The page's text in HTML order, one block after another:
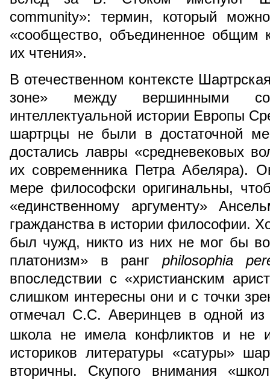
community»: термин, который
«сообщество, объединенное общим
их чтения».
В отечественном контексте
зоне» между вершинными
интеллектуальной истории Европы
шартрцы не были в достаточной
достались лавры «средневековых
их современника Петра Абеляра).
мере философски оригинальны,
«единственному аргументу»
гражданства в истории философии.
был чужд, никто из них не мог бы
платонизм» в рангphilosophia
впоследствии с «христианским
слишком интересны они и с точки
отмечал С.С. Аверинцев в одной из
школа не имела конфликтов и не
историков литературы «сатуры»
вторичны. Скупого внимания